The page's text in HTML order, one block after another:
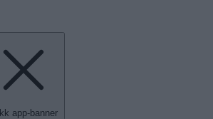
app-banner